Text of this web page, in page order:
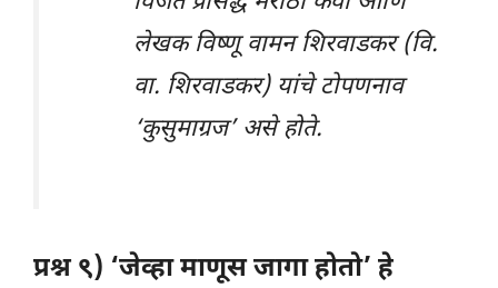
लेखक विष्णू वामन शिरवाडकर (वि.
वा. शिरवाडकर) यांचे टोपणनाव
‘कुसुमाग्रज’ असे होते.
प्रश्न ९) ‘जेव्हा माणूस जागा होतो’ हे